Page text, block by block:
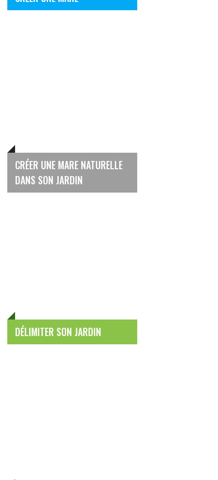
CRÉER UNE MARE NATURELLE
DANS SON JARDIN
DÉLIMITER SON JARDIN